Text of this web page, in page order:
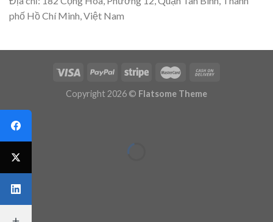
phố Hồ Chí Minh, Việt Nam
Copyright 2026 © Flatsome Theme